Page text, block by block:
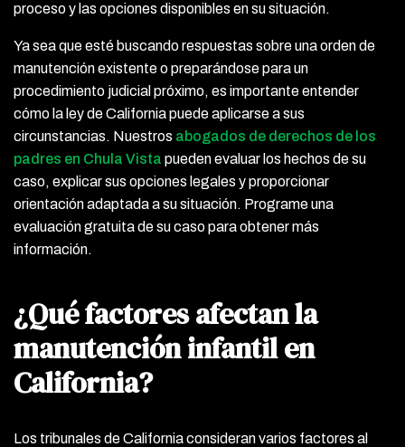
proceso y las opciones disponibles en su situación.
Ya sea que esté buscando respuestas sobre una orden de
manutención existente o preparándose para un
procedimiento judicial próximo, es importante entender
cómo la ley de California puede aplicarse a sus
circunstancias. Nuestros abogados de derechos de los
padres en Chula Vista pueden evaluar los hechos de su
caso, explicar sus opciones legales y proporcionar
orientación adaptada a su situación. Programe una
evaluación gratuita de su caso para obtener más
información.
¿Qué factores afectan la
manutención infantil en
California?
Los tribunales de California consideran varios factores al